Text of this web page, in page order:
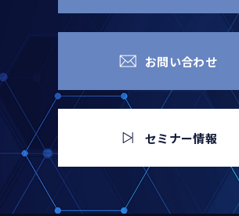
お問い合わせ
セミナー情報